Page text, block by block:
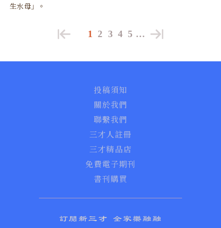
生水母」。
1 2 3 4 5 …
投稿須知
關於我們
聯繫我們
三才人註冊
三才精品店
免費電子期刊
書刊購買
訂閱新三才 全家樂融融